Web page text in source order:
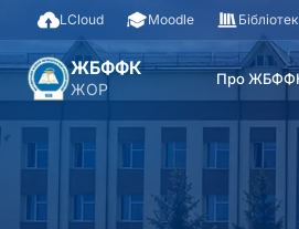
LCloud Moodle
ЖБФФК
ЖОР
Про